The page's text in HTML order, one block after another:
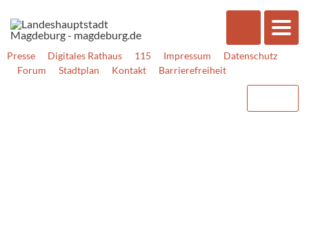
Presse Digitales Rathaus 115 Impressum
Datenschutz
Forum
Stadtplan Kontakt Barrierefreiheit